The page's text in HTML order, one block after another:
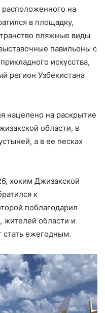
расположенного на
в площадку,
пляжные виды
павильоны с
искусства,
регион Узбекистана
нацелено на раскрытие
области, в
а в ее песках
хоким Джизакской
к
поблагодарил
жителей области и
стать ежегодным.